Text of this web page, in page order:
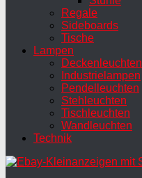
Regale
Sideboards
Tische
Lampen
Deckenleuchten
Industrielampen
Pendelleuchten
Stehleuchten
Tischleuchten
Wandleuchten
Technik